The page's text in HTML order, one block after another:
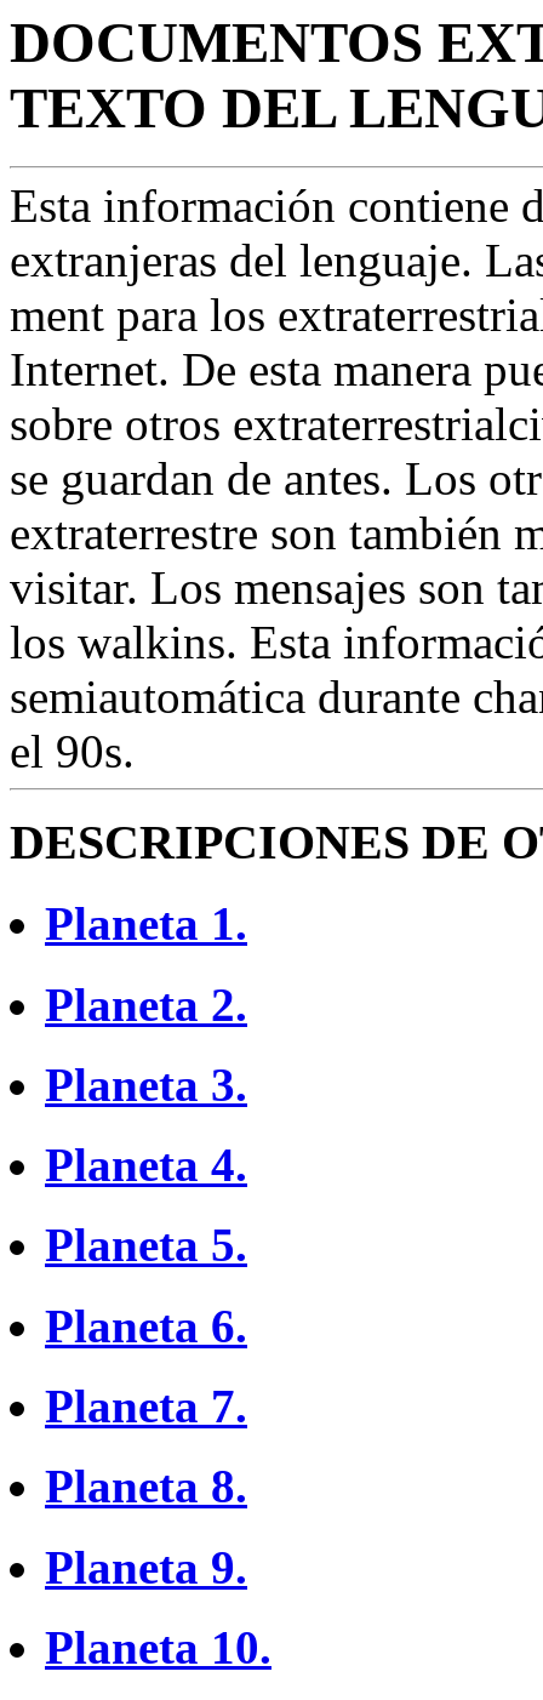
DOCUMENTOS
TEXTO DEL
Esta información contiene
extranjeras del lenguaje.
ment para los
Internet. De esta manera
sobre otros
se guardan de antes. Los
extraterrestre son también
visitar. Los mensajes son
los walkins. Esta
semiautomática durante
el 90s.
DESCRIPCIONES DE
Planeta 1.
Planeta 2.
Planeta 3.
Planeta 4.
Planeta 5.
Planeta 6.
Planeta 7.
Planeta 8.
Planeta 9.
Planeta 10.